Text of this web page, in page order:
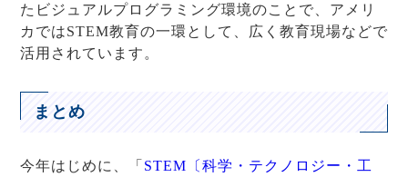
たビジュアルプログラミング環境のことで、アメリ
カではSTEM教育の一環として、広く教育現場などで
活用されています。
まとめ
今年はじめに、「 STEM〔科学・テクノロジー・工